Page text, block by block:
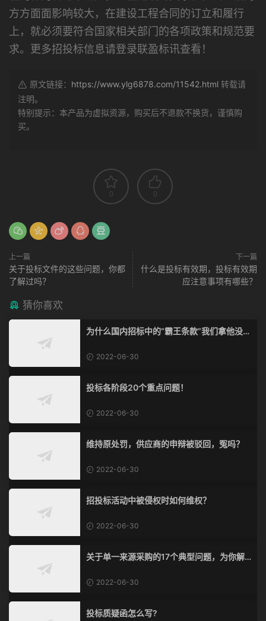
方方面面影响较大，在建设工程合同的订立和履行
上，就必须要符合国家相关部门的各项政策和规范要
求。更多招投标信息请登录联盈标讯查看！
原文链接： https://www.ylg6878.com/11542.html 转载请
注明。
特别提示：本产品为虚拟资源，购买后不退款不换货，谨慎购
买。
0 0
上一篇
关于投标文件的这些问题，你都
了解过吗？
下一篇
什么是投标有效期，投标有效期
应注意事项有哪些？
猜你喜欢
为什么国内招标中的“霸王条款”我们拿他没脾
2022-06-30
投标各阶段20个重点问题！
2022-06-30
维持原处罚，供应商的申辩被驳回，冤吗？
2022-06-30
招投标活动中被侵权时如何维权？
2022-06-30
关于单一来源采购的17个典型问题，为你解
2022-06-30
投标质疑函怎么写?